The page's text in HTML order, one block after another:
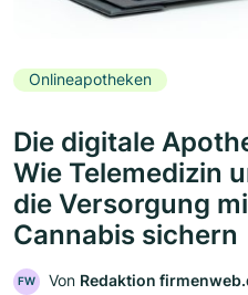
Onlineapotheken
Die digitale
Wie Telemedizin
die Versorgung
Cannabis sichern
FW Von Redaktion